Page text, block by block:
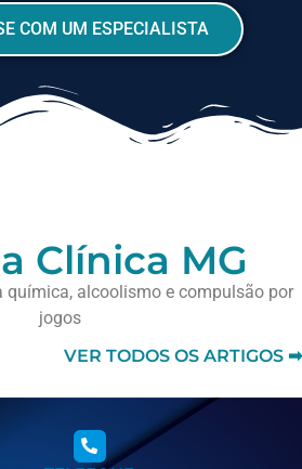
COM UM ESPECIALISTA
Clínica MG
química, alcoolismo e compulsão por
jogos
VER TODOS OS ARTIGOS ➡